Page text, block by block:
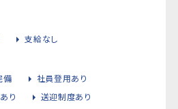
支給なし
備
社員登用あり
り
送迎制度あり